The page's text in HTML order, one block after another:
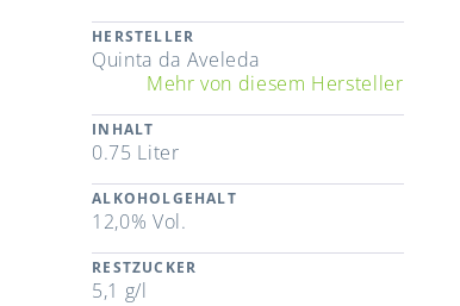
HERSTELLER
Quinta da Aveleda
Mehr von diesem Hersteller
INHALT
0.75 Liter
ALKOHOLGEHALT
12,0% Vol.
RESTZUCKER
5,1 g/l